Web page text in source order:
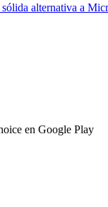
alternativa a
en Google Play